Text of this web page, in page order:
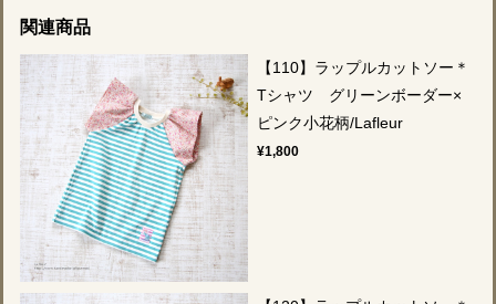
関連商品
【110】ラップルカットソー＊
Tシャツ グリーンボーダー×
ピンク小花柄/Lafleur
¥1,800